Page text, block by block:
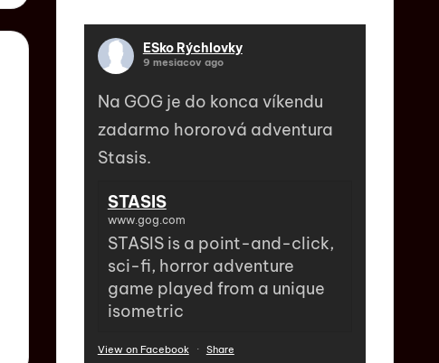
ESko Rýchlovky
9 mesiacov ago
Na GOG je do konca víkendu
zadarmo hororová adventura
Stasis.
STASIS
www.gog.com
STASIS is a point-and-click,
sci-fi, horror adventure
game played from a unique
isometric
View on Facebook · Share